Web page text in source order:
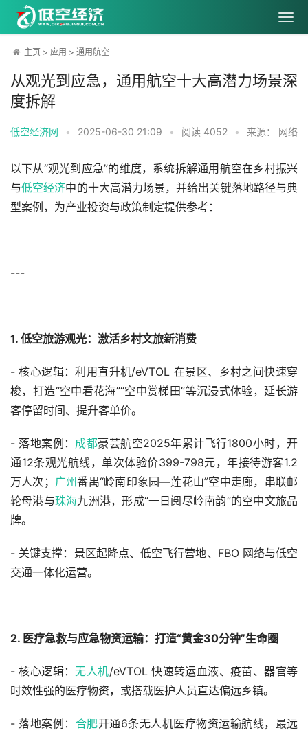
主页 > 应用 > 通用航空
从观光到应急，通用航空十大高潜力场景深
度拆解
低空经济网 • 2025-06-30 21:09 • 阅读 4052 • 来源： 网络
以下从“观光到应急”的维度，系统拆解通用航空在乡村振兴
与低空经济中的十大高潜力场景，并给出关键落地路径与典
型案例，为产业投资与政策制定提供参考：
---
1. 低空旅游观光：激活乡村文旅新消费
- 核心逻辑：利用直升机/eVTOL 在景区、乡村之间快速穿
梭，打造“空中看花海”“空中赏梯田”等沉浸式体验，延长游
客停留时间、提升客单价。
- 落地案例： 成都豪芸航空2025年累计飞行1800小时，开
通12条观光航线，单次体验价399-798元，年接待游客1.2
万人次； 广州番禺“岭南印象园—莲花山”空中走廊，串联邮
轮母港与珠海九洲港，形成“一日阅尽岭南韵”的空中文旅品
牌。
- 关键支撑：景区起降点、低空飞行营地、FBO 网络与低空
交通一体化运营。
2. 医疗急救与应急物资运输：打造“黄金30分钟”生命圈
- 核心逻辑：无人机/eVTOL 快速转运血液、疫苗、器官等
时效性强的医疗物资，或搭载医护人员直达偏远乡镇。
- 落地案例： 合肥开通6条无人机医疗物资运输航线，最远